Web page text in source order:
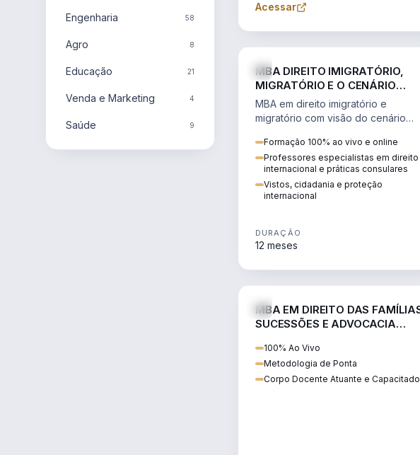
Engenharia 58
Agro 8
Educação 21
Venda e Marketing 4
Saúde 9
Acessar
MBA DIREITO IMIGRATÓRIO,
MIGRATÓRIO E O CENÁRIO
INTERNACIONAL
MBA em direito imigratório e
migratório com visão do cenário
regularização e consultoria
transnacional.
Formação 100% ao vivo e online
Professores especialistas em direito
internacional e práticas consulares
Vistos, cidadania e proteção
internacional
DURAÇÃO
12 meses
MBA EM DIREITO DAS
SUCESSÕES E ADVOCACIA
100% Ao Vivo
Metodologia de Ponta
Corpo Docente Atuante e Capacitado